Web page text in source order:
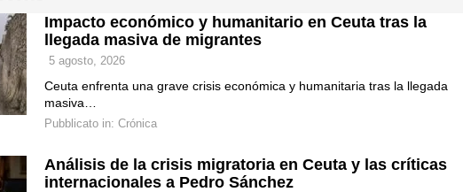
Impacto económico y humanitario en Ceuta tras la
llegada masiva de migrantes
5 agosto, 2026
Ceuta enfrenta una grave crisis económica y humanitaria tras la llegada
masiva…
Pubblicato in: Crónica
Análisis de la crisis migratoria en Ceuta y las críticas
internacionales a Pedro Sánchez